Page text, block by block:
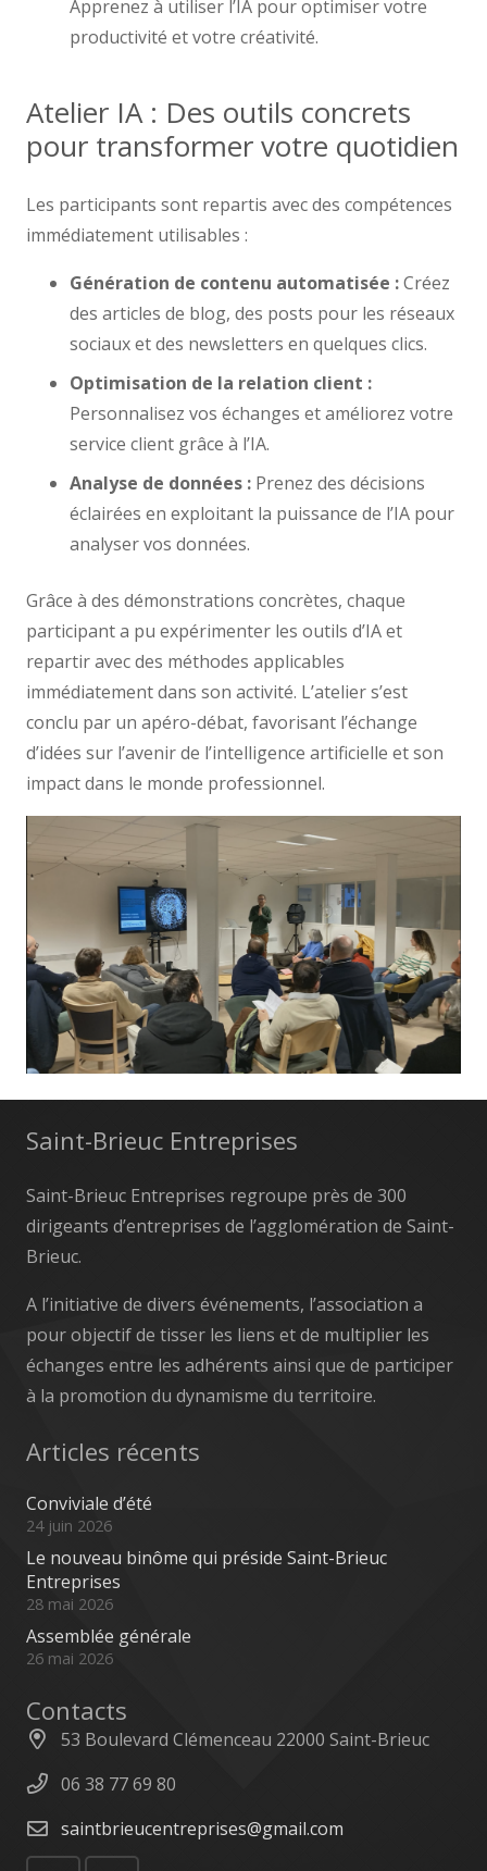
Apprenez à utiliser l’IA pour optimiser votre
productivité et votre créativité.
Atelier IA : Des outils concrets
pour transformer votre quotidien
Les participants sont repartis avec des compétences
immédiatement utilisables :
Génération de contenu automatisée :Créez
des articles de blog, des posts pour les réseaux
sociaux et des newsletters en quelques clics.
Optimisation de la relation client :
Personnalisez vos échanges et améliorez votre
service client grâce à l’IA.
Analyse de données : Prenez des décisions
éclairées en exploitant la puissance de l’IA pour
analyser vos données.
Grâce à des démonstrations concrètes, chaque
participant a pu expérimenter les outils d’IA et
repartir avec des méthodes applicables
immédiatement dans son activité. L’atelier s’est
conclu par un apéro-débat, favorisant l’échange
d’idées sur l’avenir de l’intelligence artificielle et son
impact dans le monde professionnel.
Saint-Brieuc Entreprises
Saint-Brieuc Entreprises regroupe près de 300
dirigeants d’entreprises de l’agglomération de Saint-
Brieuc.
A l’initiative de divers événements, l’association a
pour objectif de tisser les liens et de multiplier les
échanges entre les adhérents ainsi que de participer
à la promotion du dynamisme du territoire.
Articles récents
Conviviale d’été
24 juin 2026
Le nouveau binôme qui préside Saint-Brieuc
Entreprises
28 mai 2026
Assemblée générale
26 mai 2026
Contacts
53 Boulevard Clémenceau 22000 Saint-Brieuc
06 38 77 69 80
saintbrieucentreprises@gmail.com